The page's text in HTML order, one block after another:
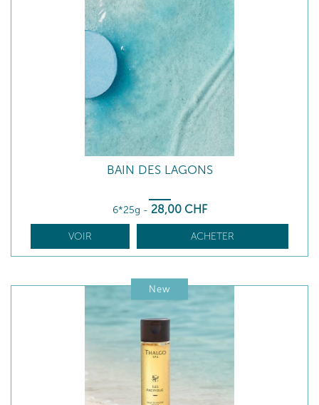
BAIN DES LAGONS
6*25g - 28,00 CHF
VOIR ACHETER
New